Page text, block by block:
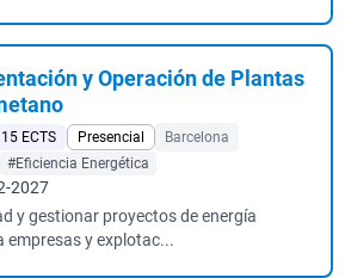
y Operación de Plantas
15 ECTS Presencial
Barcelona
#Eficiencia Energética
2027
y gestionar proyectos de energía
empresas y explotac...